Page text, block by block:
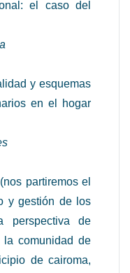
el caso del
y esquemas
en el hogar
(nos partiremos el
y gestión de los
perspectiva de
comunidad de
de cairoma,